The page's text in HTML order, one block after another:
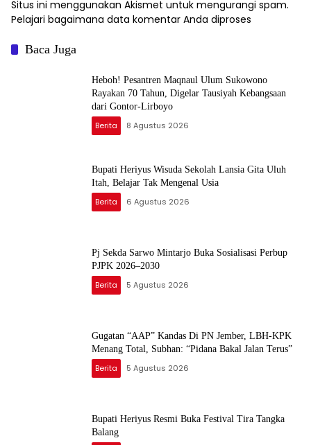
Situs ini menggunakan Akismet untuk mengurangi spam.
Pelajari bagaimana data komentar Anda diproses
Baca Juga
Heboh! Pesantren Maqnaul Ulum Sukowono
Rayakan 70 Tahun, Digelar Tausiyah Kebangsaan
dari Gontor-Lirboyo
Berita 8 Agustus 2026
Bupati Heriyus Wisuda Sekolah Lansia Gita Uluh
Itah, Belajar Tak Mengenal Usia
Berita 6 Agustus 2026
Pj Sekda Sarwo Mintarjo Buka Sosialisasi Perbup
PJPK 2026–2030
Berita 5 Agustus 2026
Gugatan “AAP” Kandas Di PN Jember, LBH-KPK
Menang Total, Subhan: “Pidana Bakal Jalan Terus”
Berita 5 Agustus 2026
Bupati Heriyus Resmi Buka Festival Tira Tangka
Balang